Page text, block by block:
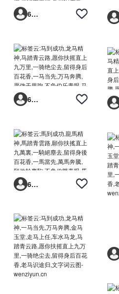
6293vp
6293vp
6293vp